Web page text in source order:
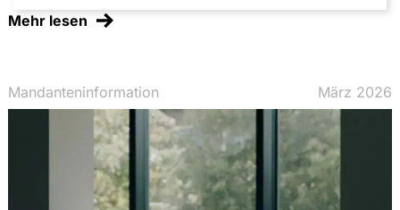
Mehr lesen
Mandanteninformation März 2026